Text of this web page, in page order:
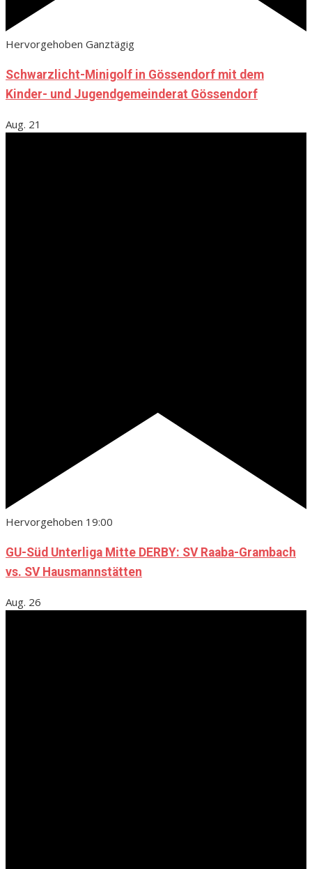
Hervorgehoben Ganztägig
Schwarzlicht-Minigolf in Gössendorf mit dem
Kinder- und Jugendgemeinderat Gössendorf
Aug. 21
Hervorgehoben 19:00
GU-Süd Unterliga Mitte DERBY: SV Raaba-Grambach
vs. SV Hausmannstätten
Aug. 26